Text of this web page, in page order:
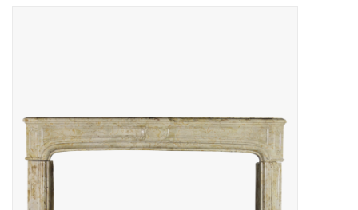
Decoratieve Outdoor
Objecten
Vloeren - Steen, Terra Cotta